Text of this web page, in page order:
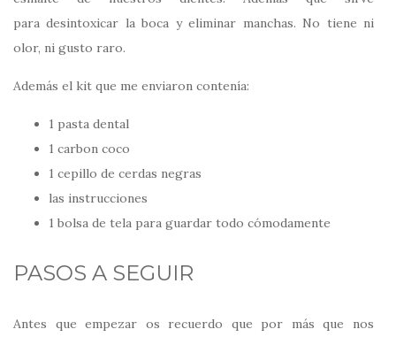
para desintoxicar la boca y eliminar manchas. No tiene ni
olor, ni gusto raro.
Además el kit que me enviaron contenía:
1 pasta dental
1 carbon coco
1 cepillo de cerdas negras
las instrucciones
1 bolsa de tela para guardar todo cómodamente
PASOS A SEGUIR
Antes que empezar os recuerdo que por más que nos